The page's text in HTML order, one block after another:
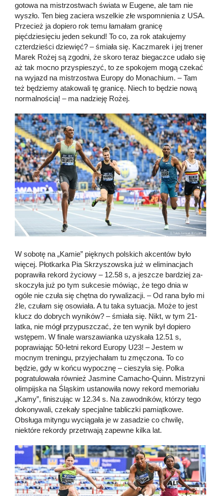
gotowa na mistrzostwach świata w Eugene, ale tam nie
wyszło. Ten bieg zaciera wszelkie złe wspomnienia z USA.
Przecież ja dopiero rok temu łamałam granicę
pięćdziesięciu jeden sekund! To co, za rok atakujemy
czterdzieści dziewięć? – śmiała się. Kaczmarek i jej trener
Marek Rożej są zgodni, że skoro teraz biegaczce udało się
aż tak mocno przyspieszyć, to ze spokojem mogą czekać
na wyjazd na mistrzostwa Europy do Monachium. – Tam
też będziemy atakowali tę granicę. Niech to będzie nową
normalnością! – ma nadzieję Rożej.
W sobotę na „Kamie” pięknych polskich akcentów było
więcej. Płotkarka Pia Skrzyszowska już w eliminacjach
poprawiła rekord życiowy – 12.58 s, a jeszcze bardziej za-
skoczyła już po tym sukcesie mówiąc, że tego dnia w
ogóle nie czuła się chętna do rywalizacji. – Od rana było mi
źle, czułam się osowiała. A tu taka sytuacja. Może to jest
klucz do dobrych wyników? – śmiała się. Nikt, w tym 21-
latka, nie mógł przypuszczać, że ten wynik był dopiero
wstępem. W finale warszawianka uzyskała 12.51 s,
poprawiając 50-letni rekord Europy U23! – Jestem w
mocnym treningu, przyjechałam tu zmęczona. To co
będzie, gdy w końcu wypocznę – cieszyła się. Polka
pogratulowała również Jasmine Camacho-Quinn. Mistrzyni
olimpijska na Śląskim ustanowiła nowy rekord memoriału
„Kamy”, finiszując w 12.34 s. Na zawodników, którzy tego
dokonywali, czekały specjalne tabliczki pamiątkowe.
Obsługa mityngu wyciągała je w zasadzie co chwilę,
niektóre rekordy przetrwają zapewne kilka lat.